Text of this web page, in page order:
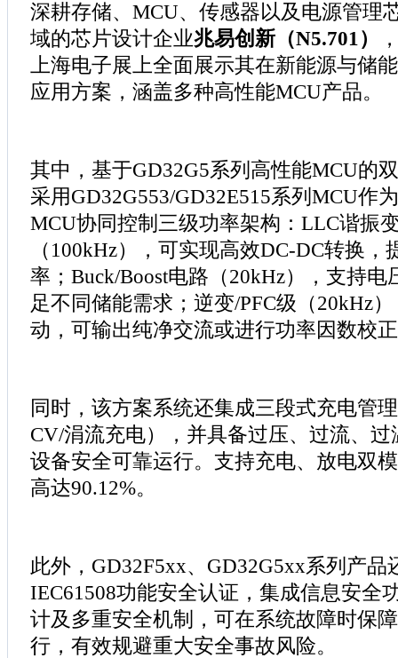
深耕存储、MCU、传感器以及电源管理
域的芯片设计企业兆易创新（N5.701）
上海电子展上全面展示其在新能源与储
应用方案，涵盖多种高性能MCU产品。
其中，基于GD32G5系列高性能MCU的
采用GD32G553/GD32E515系列MCU作
MCU协同控制三级功率架构：LLC谐振
（100kHz），可实现高效DC-DC转换，
率；Buck/Boost电路（20kHz），支持电
足不同储能需求；逆变/PFC级（20kHz
动，可输出纯净交流或进行功率因数校
同时，该方案系统还集成三段式充电管
CV/涓流充电），并具备过压、过流、
设备安全可靠运行。支持充电、放电双
高达90.12%。
此外，GD32F5xx、GD32G5xx系列产品
IEC61508功能安全认证，集成信息安全
计及多重安全机制，可在系统故障时保
行，有效规避重大安全事故风险。